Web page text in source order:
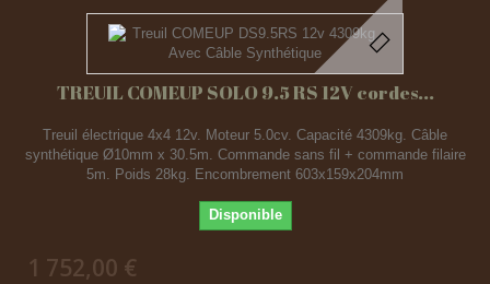
TREUIL COMEUP SOLO 9.5 RS 12V cordes...
Treuil électrique 4x4 12v. Moteur 5.0cv. Capacité 4309kg. Câble
synthétique Ø10mm x 30.5m. Commande sans fil + commande filaire
5m. Poids 28kg. Encombrement 603x159x204mm
Disponible
1 752,00 €